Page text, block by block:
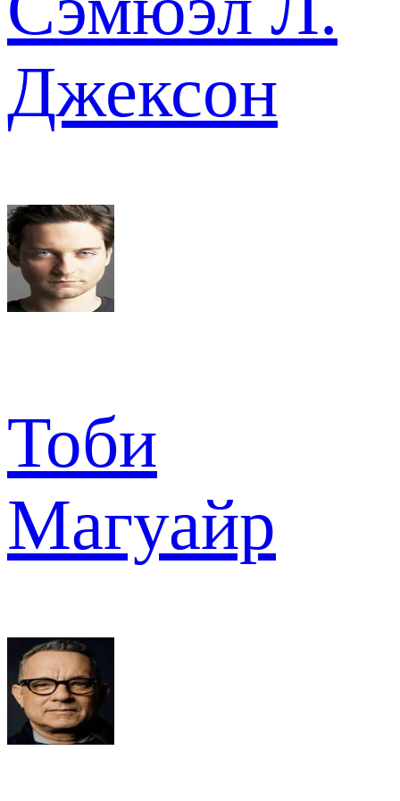
Джексон
Тоби
Магуайр